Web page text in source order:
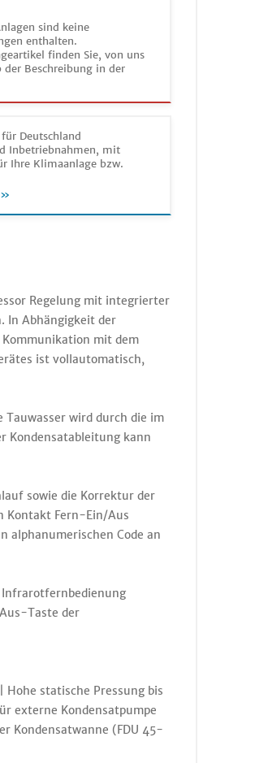
sind keine
enthalten.
finden Sie, von uns
Beschreibung in der
Deutschland
Inbetriebnahmen, mit
Ihre Klimaanlage bzw.
»
Regelung mit integrierter
In Abhängigkeit der
mit dem
ist vollautomatisch,
wird durch die im
Kondensatableitung kann
sowie die Korrektur der
Kontakt Fern-Ein/Aus
alphanumerischen Code an
Taste der
statische Pressung bis
externe Kondensatpumpe
Kondensatwanne (FDU 45-